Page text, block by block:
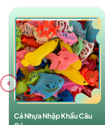
Cá Nhựa Nhập Khẩu Câu